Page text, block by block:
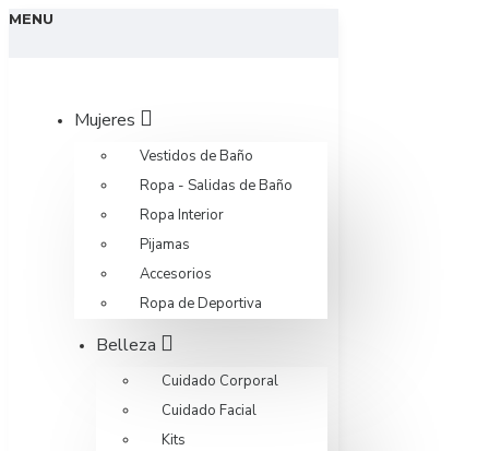
MENU
Mujeres
Vestidos de Baño
Ropa - Salidas de Baño
Ropa Interior
Pijamas
Accesorios
Ropa de Deportiva
Belleza
Cuidado Corporal
Cuidado Facial
Kits